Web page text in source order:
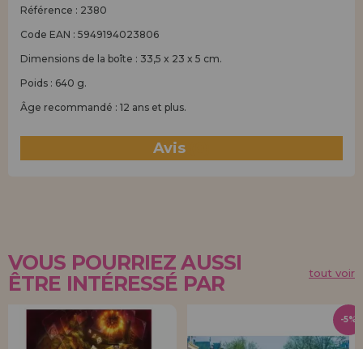
Référence : 2380
Code EAN : 5949194023806
Dimensions de la boîte : 33,5 x 23 x 5 cm.
Poids : 640 g.
Âge recommandé : 12 ans et plus.
Avis
VOUS POURRIEZ AUSSI
ÊTRE INTÉRESSÉ PAR
tout voir
-5%